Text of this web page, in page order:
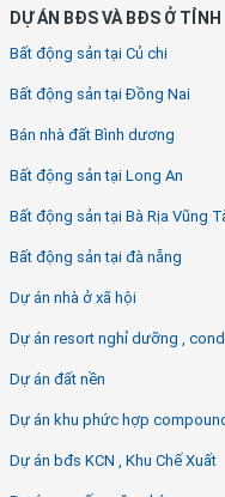
DỰ ÁN BĐS VÀ BĐS Ở TỈNH
Bất động sản tại Củ chi
Bất động sản tại Đồng Nai
Bán nhà đất Bình dương
Bất động sản tại Long An
Bất động sản tại Bà Rịa Vũng
Bất động sản tại đà nẵng
Dự án nhà ở xã hội
Dự án resort nghỉ dưỡng ,
Dự án đất nền
Dự án khu phức hợp
Dự án bđs KCN , Khu Chế Xuất